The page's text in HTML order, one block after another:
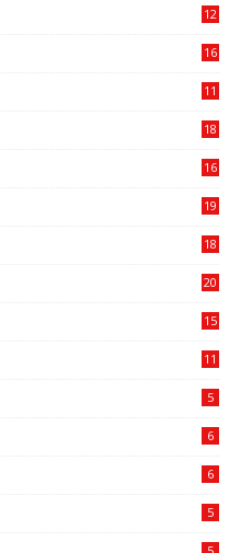
12
16
11
18
16
19
18
20
15
11
5
6
6
5